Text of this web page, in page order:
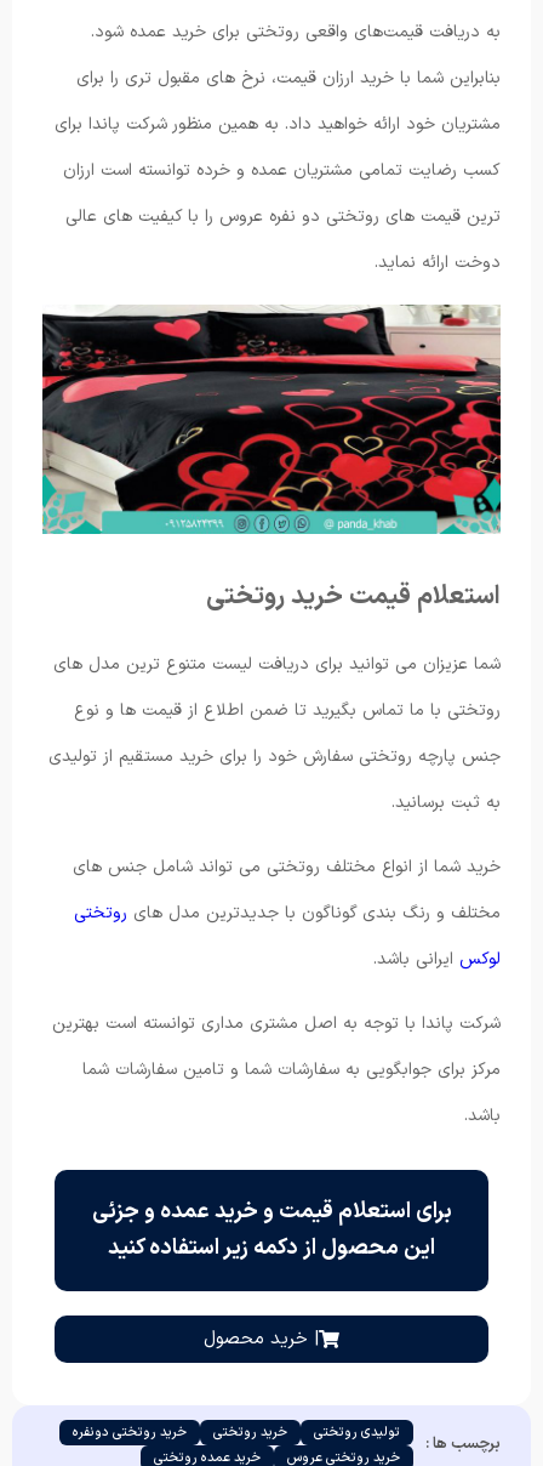
به دریافت قیمت‌های واقعی روتختی برای خرید عمده شود.
بنابراین شما با خرید ارزان قیمت، نرخ های مقبول تری را برای
مشتریان خود ارائه خواهید داد. به همین منظور شرکت پاندا برای
کسب رضایت تمامی مشتریان عمده و خرده توانسته است ارزان
ترین قیمت های روتختی دو نفره عروس را با کیفیت های عالی
دوخت ارائه نماید.
استعلام قیمت خرید روتختی
شما عزیزان می توانید برای دریافت لیست متنوع ترین مدل های
روتختی با ما تماس بگیرید تا ضمن اطلاع از قیمت ها و نوع
جنس پارچه روتختی سفارش خود را برای خرید مستقیم از تولیدی
به ثبت برسانید.
خرید شما از انواع مختلف روتختی می ‌تواند شامل جنس های
مختلف و رنگ بندی گوناگون با جدیدترین مدل های روتختی
لوکس ایرانی باشد.
شرکت پاندا با توجه به اصل مشتری مداری توانسته است بهترین
مرکز برای جوابگویی به سفارشات شما و تامین سفارشات شما
باشد.
برای استعلام قیمت و خرید عمده و جزئی
این محصول از دکمه زیر استفاده کنید
| خرید محصول
برچسب ها : تولیدی روتختی خرید روتختی
خرید روتختی دونفره
خرید روتختی عروس
خرید عمده روتختی